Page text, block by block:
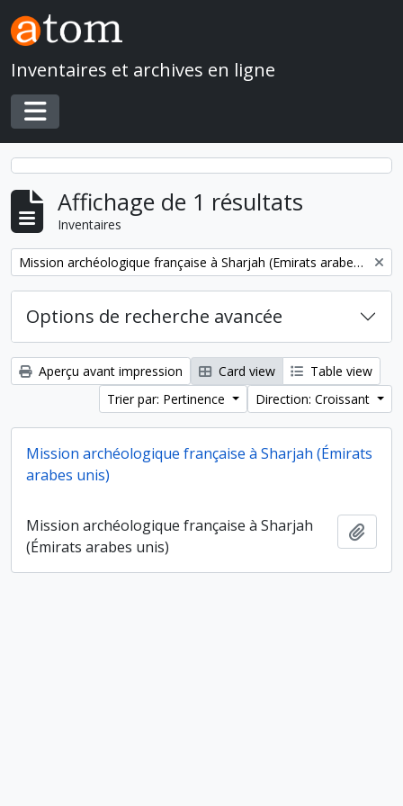
Skip to main content
Inventaires et archives en ligne
Toggle navigation
Affichage de 1 résultats
Inventaires
Remove filter: Mission archéologique française à Sharjah (Emirats arabes unis)
Options de recherche avancée
Aperçu avant impression Card view
Table view
Trier par: Pertinence
Direction: Croissant
Mission archéologique française à Sharjah (Émirats
arabes unis)
Mission archéologique française à Sharjah
(Émirats arabes unis)